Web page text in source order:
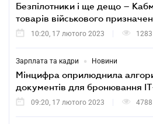
Безпілотники і ще дещо –
товарів військового
10:20, 17 лютого 2023 1283
Зарплата та кадри • Новини
Мінцифра оприлюднила
документів для бронювання
09:20, 17 лютого 2023 4788